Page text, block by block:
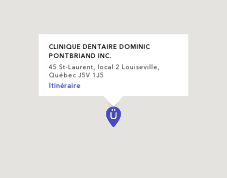
CLINIQUE DENTAIRE DOMINIC
PONTBRIAND INC.
45 St-Laurent, local 2 Louiseville,
Québec J5V 1J5
Itinéraire